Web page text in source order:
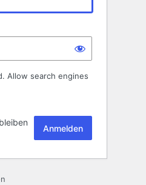
Allow search engines